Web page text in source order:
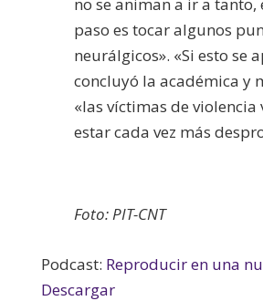
paso es tocar algunos
neurálgicos». «Si esto se
concluyó la académica y
«las víctimas de violencia
estar cada vez más
Foto: PIT-CNT
Podcast: Reproducir en una
Descargar